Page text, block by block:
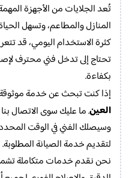
تُعد الجلايات من الأجهزة
المنازل والمطاعم، وتسهل
كثرة الاستخدام اليومي، قد
تحتاج إلى تدخل فني محترف
بكفاءة.
إذا كنت تبحث عن خدمة
العين. ما عليك سوى الاتصال
وسيصلك الفني في الوقت
لتقديم خدمة الصيانة المطلوبة.
نحن نقدم خدمات متكاملة